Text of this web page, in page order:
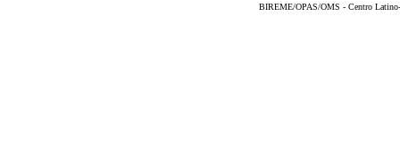
BIREME/OPAS/OMS - Centro Latino-